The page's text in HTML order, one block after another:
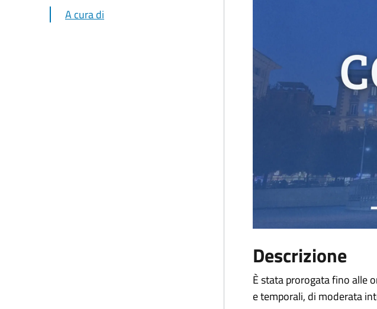
A cura di
Descrizione
È stata prorogata fino alle
e temporali, di moderata